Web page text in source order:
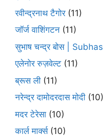
रवीन्द्रनाथ टैगोर(11)
जॉर्ज वाशिंगटन (11)
सुभाष चन्द्र बोस |
एलेनोर रुज़वेल्ट (11)
ब्रूस ली (11)
नरेन्द्र दामोदरदास मोदी (10)
मदर टेरेसा (10)
कार्ल मार्क्स(10)